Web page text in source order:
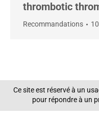
thrombotic
Recommandations
Ce site est réservé à un
pour répondre à un